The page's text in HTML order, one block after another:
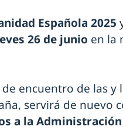
Española 2025
26 de junio en la
encuentro de las
servirá de nuevo
a la